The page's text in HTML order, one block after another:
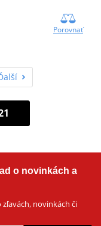
Porovnať
o novinkách a
novinkách či